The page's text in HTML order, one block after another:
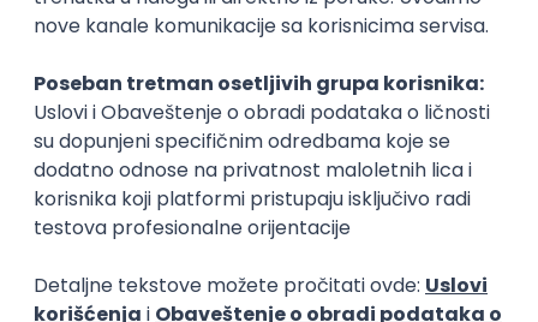
O nama
Za poslodavce
Uslovi korišćenja
Politika privatnosti
Uklonjeni profili poslodavaca
Za medije
Druželjubivi smo!